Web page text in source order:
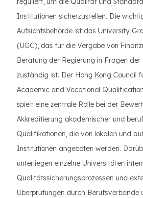
Institutionen sicherzustellen. Die
Aufsichtsbehörde ist das University
(UGC), das für die Vergabe von
Beratung der Regierung in Fragen der
zuständig ist. Der Hong Kong Council
Academic and Vocational
spielt eine zentrale Rolle bei der
Akkreditierung akademischer und
Qualifikationen, die von lokalen und
Institutionen angeboten werden.
unterliegen einzelne Universitäten
Qualitätssicherungsprozessen und
Überprüfungen durch Berufsverbände